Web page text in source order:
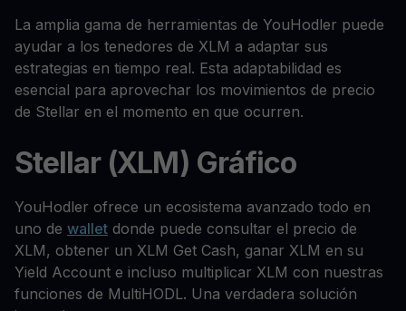
La amplia gama de herramientas de YouHodler puede
ayudar a los tenedores de XLM a adaptar sus
estrategias en tiempo real. Esta adaptabilidad es
esencial para aprovechar los movimientos de precio
de Stellar en el momento en que ocurren.
Stellar (XLM) Gráfico
YouHodler ofrece un ecosistema avanzado todo en
uno de wallet donde puede consultar el precio de
XLM, obtener un XLM Get Cash, ganar XLM en su
Yield Account e incluso multiplicar XLM con nuestras
funciones de MultiHODL. Una verdadera solución